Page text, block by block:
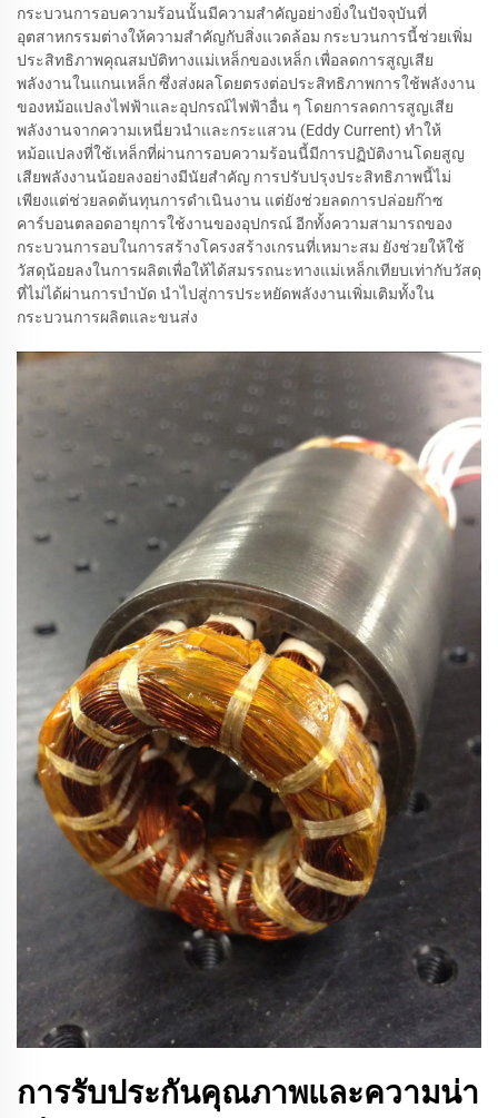
กระบวนการอบความร้อนนั้นมีความสำคัญอย่างยิ่งในปัจจุบันที่
อุตสาหกรรมต่างให้ความสำคัญกับสิ่งแวดล้อม กระบวนการนี้ช่วยเพิ่ม
ประสิทธิภาพคุณสมบัติทางแม่เหล็กของเหล็ก เพื่อลดการสูญเสีย
พลังงานในแกนเหล็ก ซึ่งส่งผลโดยตรงต่อประสิทธิภาพการใช้พลังงาน
ของหม้อแปลงไฟฟ้าและอุปกรณ์ไฟฟ้าอื่น ๆ โดยการลดการสูญเสีย
พลังงานจากความเหนี่ยวนำและกระแสวน (Eddy Current) ทำให้
หม้อแปลงที่ใช้เหล็กที่ผ่านการอบความร้อนนี้มีการปฏิบัติงานโดยสูญ
เสียพลังงานน้อยลงอย่างมีนัยสำคัญ การปรับปรุงประสิทธิภาพนี้ไม่
เพียงแต่ช่วยลดต้นทุนการดำเนินงาน แต่ยังช่วยลดการปล่อยก๊าซ
คาร์บอนตลอดอายุการใช้งานของอุปกรณ์ อีกทั้งความสามารถของ
กระบวนการอบในการสร้างโครงสร้างเกรนที่เหมาะสม ยังช่วยให้ใช้
วัสดุน้อยลงในการผลิตเพื่อให้ได้สมรรถนะทางแม่เหล็กเทียบเท่ากับวัสดุ
ที่ไม่ได้ผ่านการบำบัด นำไปสู่การประหยัดพลังงานเพิ่มเติมทั้งใน
กระบวนการผลิตและขนส่ง
การรับประกันคุณภาพและความน่า